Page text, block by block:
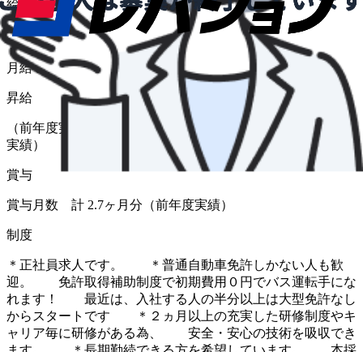
給与形態
月給
給与
月給 228,300円〜251,400円
昇給
（前年度実績 あり） 金額 1月あたり 2,000 円 〜（前年度
実績）
賞与
賞与月数 計 2.7ヶ月分（前年度実績）
制度
＊正社員求人です。 ＊普通自動車免許しかない人も歓
迎。 免許取得補助制度で初期費用０円でバス運転手にな
れます！ 最近は、入社する人の半分以上は大型免許なし
からスタートです ＊２ヵ月以上の充実した研修制度やキ
ャリア毎に研修がある為、 安全・安心の技術を吸収でき